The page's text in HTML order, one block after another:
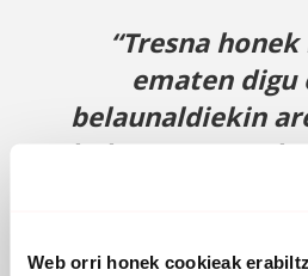
Web orri honek cookieak
“Tresna
ematen digu
belaunaldiekin
hobea
idazteko”